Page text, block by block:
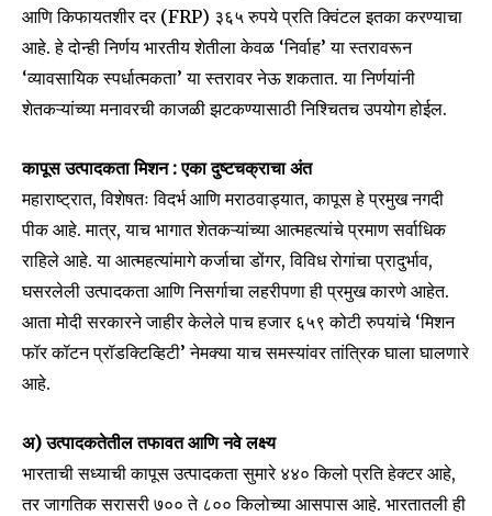
आणि किफायतशीर दर (FRP) ३६५ रुपये प्रति क्विंटल इतका करण्याचा
आहे. हे दोन्ही निर्णय भारतीय शेतीला केवळ ‘निर्वाह’ या स्तरावरून
‘व्यावसायिक स्पर्धात्मकता’ या स्तरावर नेऊ शकतात. या निर्णयांनी
शेतकऱ्यांच्या मनावरची काजळी झटकण्यासाठी निश्चितच उपयोग होईल.
कापूस उत्पादकता मिशन : एका दुष्टचक्राचा अंत
महाराष्ट्रात, विशेषतः विदर्भ आणि मराठवाड्यात, कापूस हे प्रमुख नगदी
पीक आहे. मात्र, याच भागात शेतकऱ्यांच्या आत्महत्यांचे प्रमाण सर्वाधिक
राहिले आहे. या आत्महत्यांमागे कर्जाचा डोंगर, विविध रोगांचा प्रादुर्भाव,
घसरलेली उत्पादकता आणि निसर्गाचा लहरीपणा ही प्रमुख कारणे आहेत.
आता मोदी सरकारने जाहीर केलेले पाच हजार ६५९ कोटी रुपयांचे ‘मिशन
फॉर कॉटन प्रॉडक्टिव्हिटी’ नेमक्या याच समस्यांवर तांत्रिक घाला घालणारे
आहे.
अ) उत्पादकतेतील तफावत आणि नवे लक्ष्य
भारताची सध्याची कापूस उत्पादकता सुमारे ४४० किलो प्रति हेक्टर आहे,
तर जागतिक सरासरी ७०० ते ८०० किलोच्या आसपास आहे. भारतातली ही